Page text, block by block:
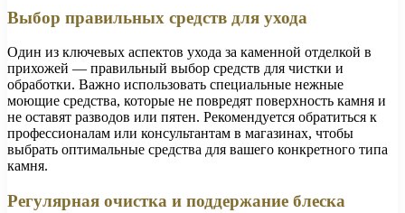
Выбор правильных средств для ухода
Один из ключевых аспектов ухода за каменной отделкой в
прихожей — правильный выбор средств для чистки и
обработки. Важно использовать специальные нежные
моющие средства, которые не повредят поверхность камня и
не оставят разводов или пятен. Рекомендуется обратиться к
профессионалам или консультантам в магазинах, чтобы
выбрать оптимальные средства для вашего конкретного типа
камня.
Регулярная очистка и поддержание блеска